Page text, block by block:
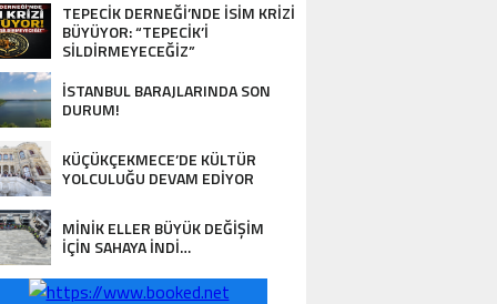
TEPECİK DERNEĞİ’NDE İSİM KRİZİ
BÜYÜYOR: “TEPECİK’İ
SİLDİRMEYECEĞİZ”
İSTANBUL BARAJLARINDA SON
DURUM!
KÜÇÜKÇEKMECE’DE KÜLTÜR
YOLCULUĞU DEVAM EDİYOR
MİNİK ELLER BÜYÜK DEĞİŞİM
İÇİN SAHAYA İNDİ…